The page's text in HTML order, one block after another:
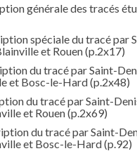
générale des tracés
spéciale du tracé par
et Rouen(p.2x17)
du tracé par Saint-
et Bosc-le-Hard(p.2x48)
du tracé par Saint-
et Rouen(p.2x69)
du tracé par Saint-
et Bosc-le-Hard(p.92)